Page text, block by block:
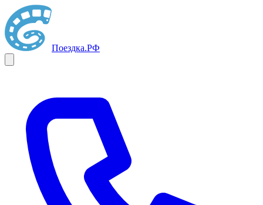
Поездка.РФ